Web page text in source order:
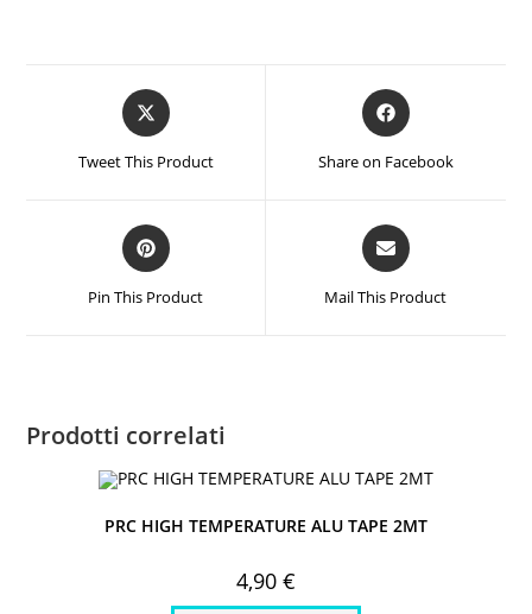
Opens
in
new
Tweet This Product
Opens
in
new
Share on Facebook
Opens
in
new
Pin This Product
Opens
in
new
Mail This Product
Prodotti correlati
PRC HIGH TEMPERATURE ALU TAPE 2MT
4,90 €